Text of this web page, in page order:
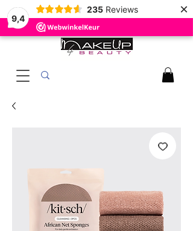
9,4
235 Reviews ×